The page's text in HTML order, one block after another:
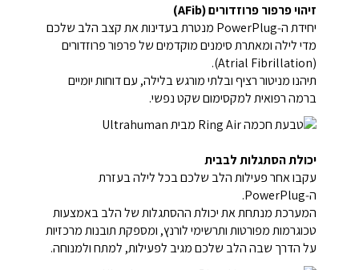
זיהוי פרפור פרוזדורים (AFib)
יחידת ה‑PowerPlug מנטרת בעדינות את קצב הלב שלכם
מדי לילה ומאתרת סימנים מוקדמים של פרפור פרוזדורים
(Atrial Fibrillation).
תיהנו מניטור רציף ובלתי מורגש בלילה, עם דוחות יומיים
ברמה רפואית למקסימום שקט נפשי.
יכולת הסתגלות לבבית
עקבו אחר פעילות הלב שלכם בכל לילה בעזרת
ה‑PowerPlug.
המערכת מנתחת את יכולת ההסתגלות של הלב באמצעות
טכוגרמות מפורטות ותרשימי לורנץ, ומספקת תובנות מרכזיות
על הדרך שבה הלב שלכם מגיב לפעילות, למתח ולמנוחה.